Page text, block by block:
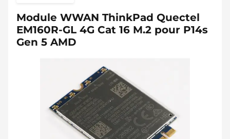
Module WWAN ThinkPad Quectel
EM160R-GL 4G Cat 16 M.2 pour P14s
Gen 5 AMD